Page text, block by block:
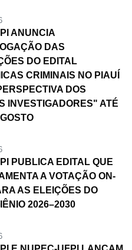
ANUNCIA
DAS
DO EDITAL
CRIMINAIS NO PIAUÍ
DOS
INVESTIGADORES" ATÉ
PUBLICA EDITAL QUE
A VOTAÇÃO ON-
AS ELEIÇÕES DO
2026–2030